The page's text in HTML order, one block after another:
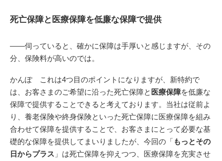
死亡保障と医療保障を低廉な保障で提供
――伺っていると、確かに保障は手厚いと感じますが、その
分、保険料が高いのでは。
かんぽ これは4つ目のポイントになりますが、新特約で
は、お客さまのご希望に沿った死亡保障と 医療保障を低廉な
保障で提供することできると考えております。当社は従前よ
り、養老保険や終身保険といった死亡保障に医療保障を組み
合わせて保障を提供することで、お客さまにとって必要な基
礎的な保障を提供してまいりましたが、今回の「もっとその
日からプラス 」は死亡保障を抑えつつ、医療保障を充実させ